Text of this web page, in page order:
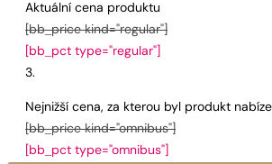
Aktuální cena produktu
[bb_price kind="regular"]
[bb_pct type="regular"]
Nejnižší cena, za kterou byl produkt
[bb_price kind="omnibus"]
[bb_pct type="omnibus"]